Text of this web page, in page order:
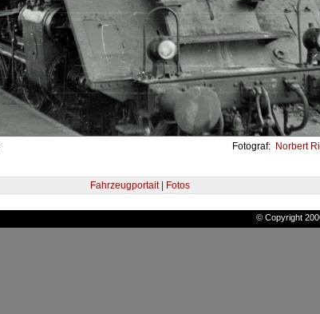
Fotograf: Norbert
Fahrzeugportait | Fotos
© Copyright